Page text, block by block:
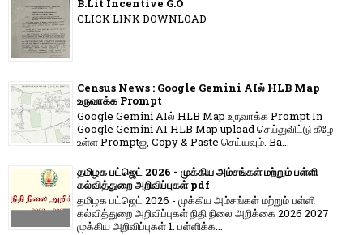
B.Lit Incentive G.O
CLICK LINK DOWNLOAD
Census News : Google Gemini AIல் HLB Map
உருவாக்க Prompt
Google Gemini AIல் HLB Map உருவாக்க Prompt In
Google Gemini AI HLB Map upload செய்துவிட்டு கீழே
உள்ள Promptஐ, Copy & Paste செய்யவும். Ba...
தமிழக பட்ஜெட் 2026 - முக்கிய அம்சங்கள் மற்றும் பள்ளி
கல்வித்துறை அறிவிப்புகள் pdf
தமிழக பட்ஜெட் 2026 - முக்கிய அம்சங்கள் மற்றும் பள்ளி
கல்வித்துறை அறிவிப்புகள் நிதி நிலை அறிக்கை 2026 2027
முக்கிய அறிவிப்புகள் 1. பள்ளிக்க...